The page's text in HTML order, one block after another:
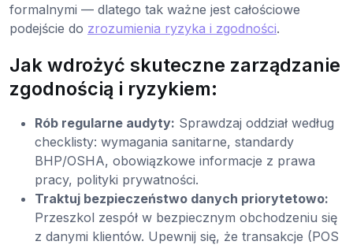
formalnymi — dlatego tak ważne jest całościowe
podejście do zrozumienia ryzyka i zgodności.
Jak wdrożyć skuteczne zarządzanie
zgodnością i ryzykiem:
Rób regularne audyty: Sprawdzaj oddział według
checklisty: wymagania sanitarne, standardy
BHP/OSHA, obowiązkowe informacje z prawa
pracy, polityki prywatności.
Traktuj bezpieczeństwo danych priorytetowo:
Przeszkol zespół w bezpiecznym obchodzeniu się
z danymi klientów. Upewnij się, że transakcje (POS